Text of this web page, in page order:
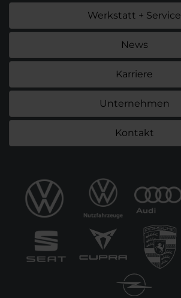
Werkstatt + Service
News
Karriere
Unternehmen
Kontakt